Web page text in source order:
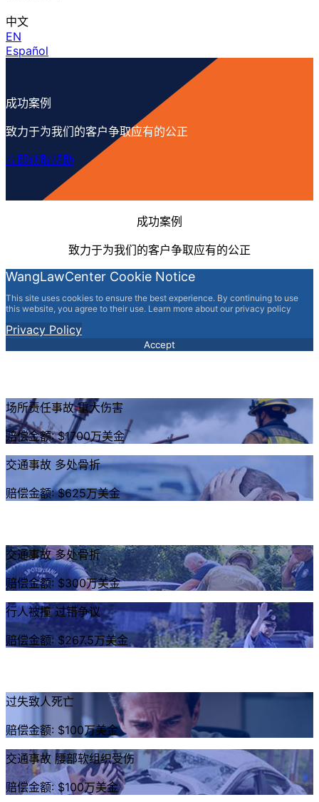
中文
EN
Español
成功案例
致力于为我们的客户争取应有的公正
立即获取帮助
成功案例
致力于为我们的客户争取应有的公正
WangLawCenter Cookie Notice
This site uses cookies to ensure the best experience. By continuing to use
this website, you agree to their use. Learn more about our privacy policy
Privacy Policy
Accept
场所责任事故 重大伤害
赔偿金额: $1700万美金
交通事故 多处骨折
赔偿金额: $625万美金
交通事故 多处骨折
赔偿金额: $300万美金
行人被撞 过错争议
赔偿金额: $267.5万美金
过失致人死亡
赔偿金额: $100万美金
交通事故 腰部软组织受伤
赔偿金额: $100万美金